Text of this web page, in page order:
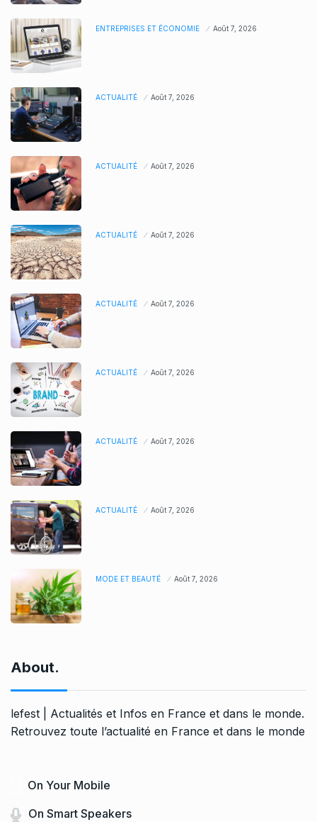
ENTREPRISES ET ÉCONOMIE Août 7, 2026
ACTUALITÉ Août 7, 2026
ACTUALITÉ Août 7, 2026
ACTUALITÉ Août 7, 2026
ACTUALITÉ Août 7, 2026
ACTUALITÉ Août 7, 2026
ACTUALITÉ Août 7, 2026
ACTUALITÉ Août 7, 2026
MODE ET BEAUTÉ Août 7, 2026
About.
lefest | Actualités et Infos en France et dans le monde.
Retrouvez toute l’actualité en France et dans le monde
On Your Mobile
On Smart Speakers